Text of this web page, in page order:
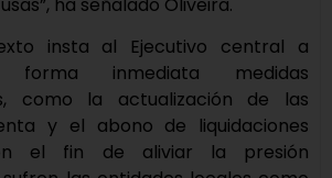
insta al Ejecutivo central a
inmediata medidas
como la actualización de las
y el abono de liquidaciones
el fin de aliviar la presión